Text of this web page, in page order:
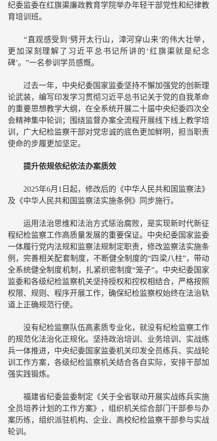
纪委监委在红旗渠廉政教育学院举办年轻干部党性和纪律教
育培训班。
“直观感受到‘劈开太行山，漳河穿山来’的伟大壮举，
更加深刻理解了习近平总书记所讲的‘红旗渠就是纪念
碑’。”一名参训学员感慨。
过去一年，中央纪委国家监委坚持不懈加强党的创新理
论武装，编写印发学习贯彻习近平总书记关于党的自我革命
的重要思想教学大纲，在全系统开展二十届中央纪委四次全
会精神集中轮训；围绕监督办案全流程开展线下线上教学培
训，广大纪检监察干部对党忠诚的底色更加鲜明，担当职责
使命的步履更加坚定。
提升依规依纪依法办案质效
2025年6月1日起，修改后的《中华人民共和国监察法》
及《中华人民共和国监察法实施条例》同步施行。
运用法治思维和法治方式惩治腐败，是实现新时代新征
程纪检监察工作高质量发展的重要保证。中央纪委国家监委
一体履行党内法规和监察法规制定职责，修改监察法实施条
例，完善相关配套制度，不断健全制度的“四梁八柱”，带动
全系统健全制度机制，扎紧织密制度“笼子”。中央纪委国家
监委和各级纪检监察机关坚持授权和控权相结合，严格按照
权限、规则、程序开展工作，确保纪检监察权始终在法治轨
道上正确规范行使。
没有纪检监察队伍高素质专业化，就没有纪检监察工作
的规范化法治化正规化。坚持政治培训、业务培训、实战练
兵一体推进，中央纪委国家监委机关印发全员练兵、实战轮
训工作方案，各级纪检监察机关结合各自实际，安排干部加
强实践锻炼。
福建省纪委监委制定《关于全省联动开展实战练兵实施
全员培养计划的工作方案》，组织机关综合部门干部参与办
案历练，组织派驻机构、企业、高校纪检监察干部参与实战
轮训。